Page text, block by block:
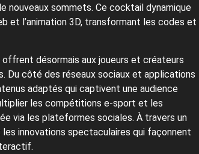
nouveaux sommets. Ce cocktail dynamique
et l’animation 3D, transformant les codes et
désormais aux joueurs et créateurs
Du côté des réseaux sociaux et applications
adaptés qui captivent une audience
les compétitions e-sport et les
via les plateformes sociales. À travers un
innovations spectaculaires qui façonnent